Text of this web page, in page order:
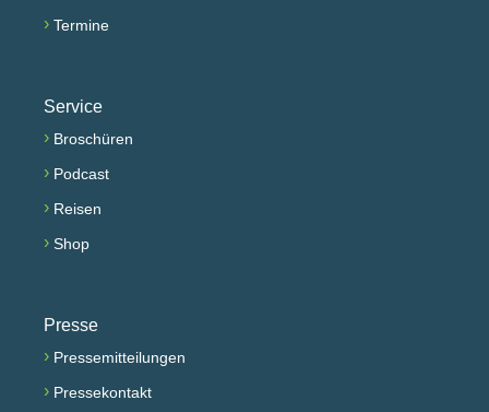
› Termine
Service
› Broschüren
› Podcast
› Reisen
› Shop
Presse
› Pressemitteilungen
› Pressekontakt